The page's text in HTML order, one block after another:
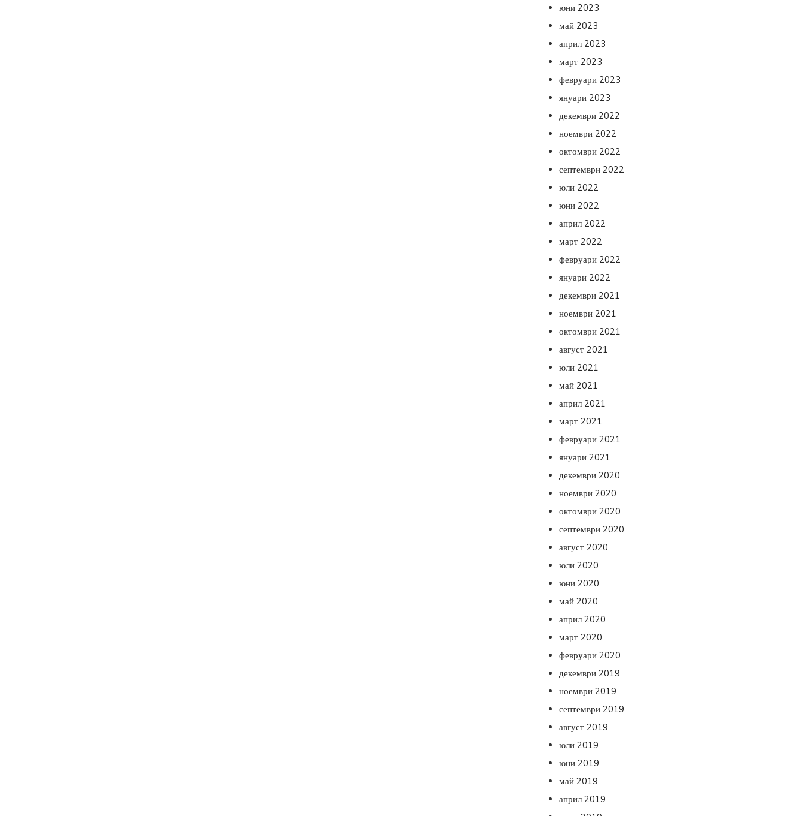
юни 2023
май 2023
април 2023
март 2023
февруари 2023
януари 2023
декември 2022
ноември 2022
октомври 2022
септември 2022
юли 2022
юни 2022
април 2022
март 2022
февруари 2022
януари 2022
декември 2021
ноември 2021
октомври 2021
август 2021
юли 2021
май 2021
април 2021
март 2021
февруари 2021
януари 2021
декември 2020
ноември 2020
октомври 2020
септември 2020
август 2020
юли 2020
юни 2020
май 2020
април 2020
март 2020
февруари 2020
декември 2019
ноември 2019
септември 2019
август 2019
юли 2019
юни 2019
май 2019
април 2019